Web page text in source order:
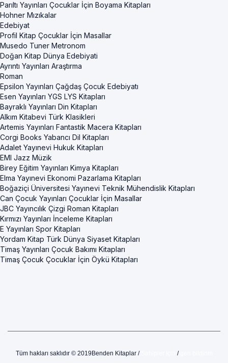
Parıltı Yayınları Çocuklar İçin Boyama Kitapları
Hohner Mızıkalar
Edebiyat
Profil Kitap Çocuklar İçin Masallar
Musedo Tuner Metronom
Doğan Kitap Dünya Edebiyati
Ayrıntı Yayınları Araştırma
Roman
Epsilon Yayınları Çağdaş Çocuk Edebiyatı
Esen Yayınları YGS LYS Kitapları
Bayraklı Yayınları Din Kitapları
Alkım Kitabevi Türk Klasikleri
Artemis Yayınları Fantastik Macera Kitapları
Corgi Books Yabancı Dil Kitapları
Adalet Yayınevi Hukuk Kitapları
EMI Jazz Müzik
Birey Eğitim Yayınları Kimya Kitapları
Elma Yayınevi Ekonomi Pazarlama Kitapları
Boğaziçi Üniversitesi Yayınevi Teknik Mühendislik Kitapları
Can Çocuk Yayınları Çocuklar İçin Masallar
JBC Yayıncılık Çizgi Roman Kitapları
Kırmızı Yayınları İnceleme Kitapları
E Yayınları Spor Kitapları
Yordam Kitap Türk Dünya Siyaset Kitapları
Timaş Yayınları Çocuk Bakımı Kitapları
Timaş Çocuk Çocuklar İçin Öykü Kitapları
Tüm hakları saklıdır © 2019Benden Kitaplar / /